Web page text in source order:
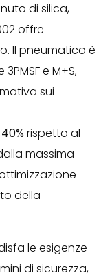
di silica,
offre
Il pneumatico è
e M+S,
sui
rispetto al
massima
della
le esigenze
di sicurezza,